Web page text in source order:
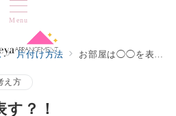
Menu
片付け方法 お部屋は◯◯を表す？！
え方
？！